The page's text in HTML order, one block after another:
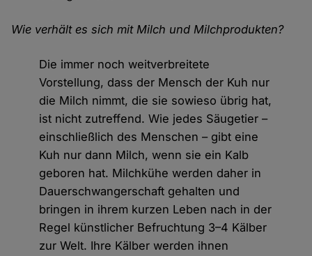
Wie verhält es sich mit Milch und Milchprodukten?
Die immer noch weitverbreitete
Vorstellung, dass der Mensch der Kuh nur
die Milch nimmt, die sie sowieso übrig hat,
ist nicht zutreffend. Wie jedes Säugetier –
einschließlich des Menschen – gibt eine
Kuh nur dann Milch, wenn sie ein Kalb
geboren hat. Milchkühe werden daher in
Dauerschwangerschaft gehalten und
bringen in ihrem kurzen Leben nach in der
Regel künstlicher Befruchtung 3–4 Kälber
zur Welt. Ihre Kälber werden ihnen